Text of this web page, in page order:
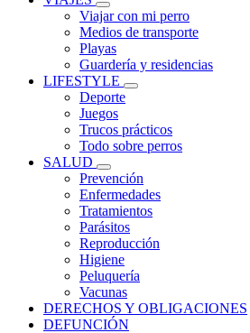
Viajar con mi perro
Medios de transporte
Playas
Guardería y residencias
LIFESTYLE
Deporte
Juegos
Trucos prácticos
Todo sobre perros
SALUD
Prevención
Enfermedades
Tratamientos
Parásitos
Reproducción
Higiene
Peluquería
Vacunas
DERECHOS Y OBLIGACIONES
DEFUNCIÓN